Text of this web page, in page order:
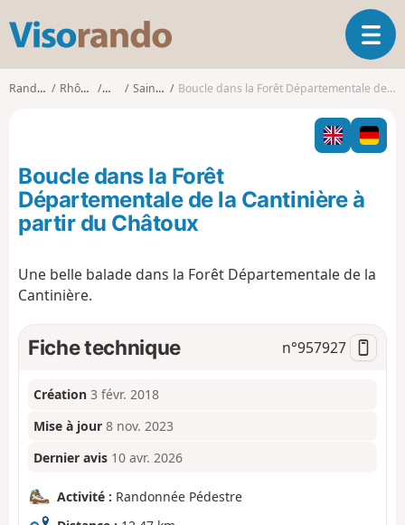
s
o
o
O
u
i
r
l
g
i
n
Randonnées Rhône-Alpes RhôneSainte-Paule Boucle dans la Forêt Départementale de la Cantinière à partir du Châtoux
Boucle dans la Forêt
Départementale de la Cantinière à
partir du Châtoux
Une belle balade dans la Forêt Départementale de la
Cantinière.
Fiche technique n°957927
Création 3 févr. 2018
Mise à jour 8 nov. 2023
Dernier avis 10 avr. 2026
Activité : Randonnée Pédestre